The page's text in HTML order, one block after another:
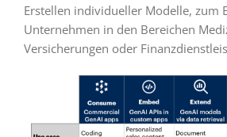
Erstellen individueller Modelle, zum
Unternehmen in den Bereichen
Versicherungen oder